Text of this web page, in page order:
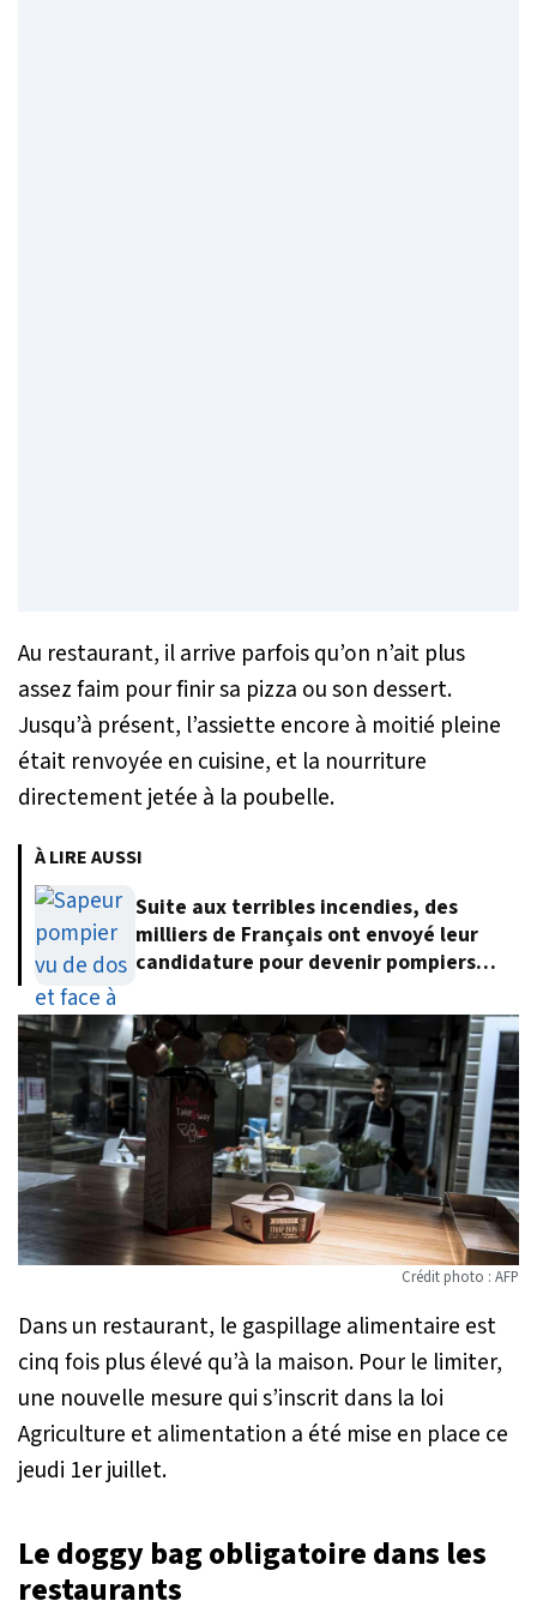
Au restaurant, il arrive parfois qu’on n’ait plus
assez faim pour finir sa pizza ou son dessert.
Jusqu’à présent, l’assiette encore à moitié pleine
était renvoyée en cuisine, et la nourriture
directement jetée à la poubelle.
À LIRE AUSSI
Suite aux terribles incendies, des
milliers de Français ont envoyé leur
candidature pour devenir pompiers
Crédit photo : AFP
Dans un restaurant, le gaspillage alimentaire est
cinq fois plus élevé qu’à la maison. Pour le limiter,
une nouvelle mesure qui s’inscrit dans la loi
Agriculture et alimentation a été mise en place ce
jeudi 1er juillet.
Le doggy bag obligatoire dans les
restaurants